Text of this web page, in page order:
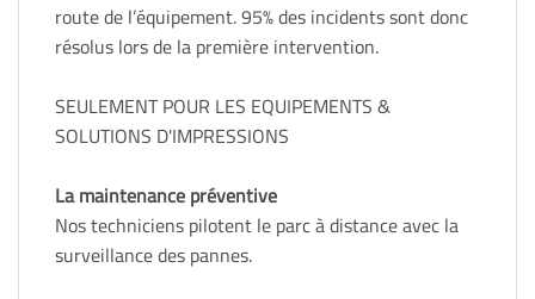
route de l’équipement. 95% des incidents sont donc
résolus lors de la première intervention.
SEULEMENT POUR LES EQUIPEMENTS &
SOLUTIONS D'IMPRESSIONS
La maintenance préventive
Nos techniciens pilotent le parc à distance avec la
surveillance des pannes.